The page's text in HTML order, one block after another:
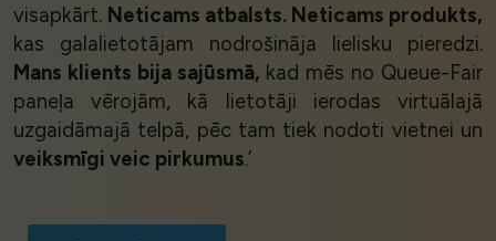
visapkārt. Neticams atbalsts. Neticams produkts,
kas galalietotājam nodrošināja lielisku pieredzi.
Mans klients bija sajūsmā, kad mēs no Queue-Fair
paneļa vērojām, kā lietotāji ierodas virtuālajā
uzgaidāmajā telpā, pēc tam tiek nodoti vietnei un
veiksmīgi veic pirkumus.’